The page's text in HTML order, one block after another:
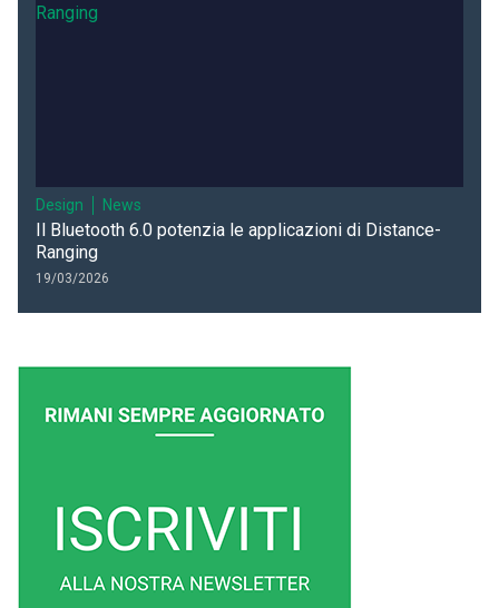
Design News
Il Bluetooth 6.0 potenzia le applicazioni di Distance-
Ranging
19/03/2026